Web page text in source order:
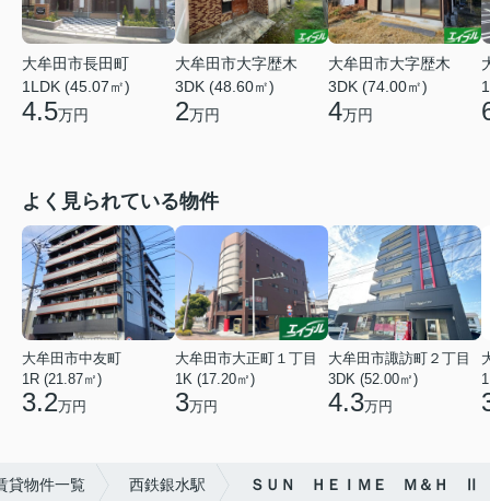
大牟田市長田町
1LDK (45.07㎡)
4.5万円
大牟田市大字歴木
3DK (48.60㎡)
2万円
大牟田市大字歴木
3DK (74.00㎡)
4万円
よく見られている物件
大牟田市中友町
1R (21.87㎡)
3.2万円
大牟田市大正町１丁目
1K (17.20㎡)
3万円
大牟田市諏訪町２丁目
3DK (52.00㎡)
4.3万円
貸物件一覧 西鉄銀水駅 ＳＵＮ ＨＥＩＭＥ Ｍ＆Ｈ Ⅱ